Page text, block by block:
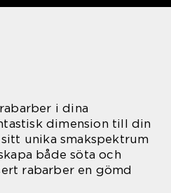
i dina
dimension till din
unika smakspektrum
både söta och
rabarber en gömd